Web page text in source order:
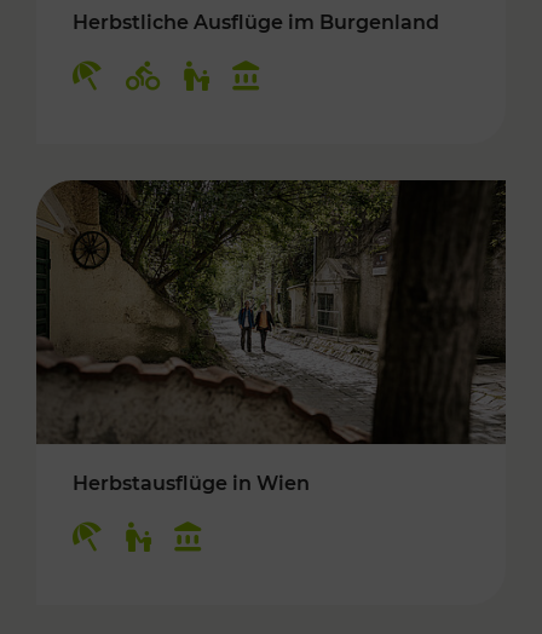
Herbstliche Ausflüge im Burgenland
Herbstausflüge in Wien